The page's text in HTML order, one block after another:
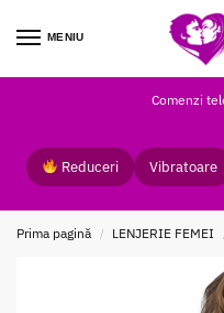
MENIU
Comenzi
Reduceri Vibratoare
Prima pagină / LENJERIE FEMEI